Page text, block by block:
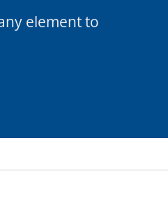
element to